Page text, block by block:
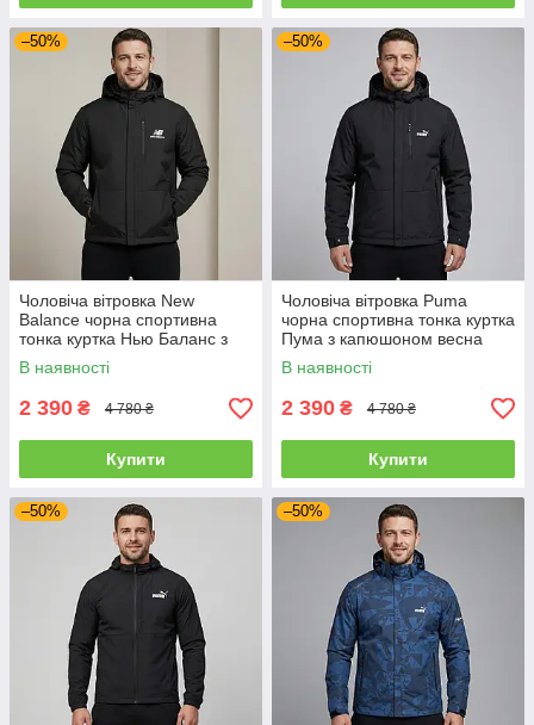
–50%
Чоловіча вітровка New
Balance чорна спортивна
тонка куртка Нью Баланс з
капюшоном весна осінь
В наявності
2 390 ₴ 4 780 ₴
Купити
–50%
Чоловіча вітровка Puma
чорна спортивна тонка куртка
Пума з капюшоном весна
осінь
В наявності
2 390 ₴ 4 780 ₴
Купити
–50% –50%